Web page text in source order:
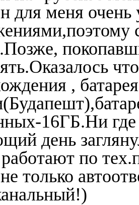
для меня
,
16ГБ.Ни
день
по
только